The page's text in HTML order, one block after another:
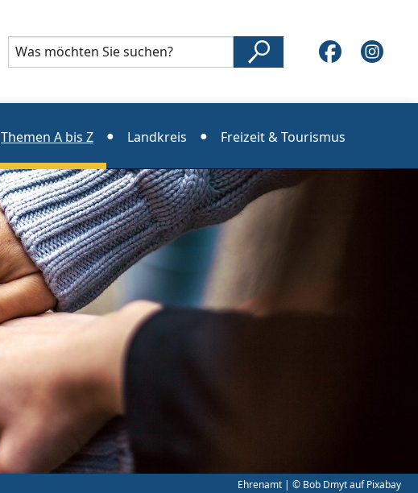
Themen A bis Z Landkreis Freizeit & Tourismus
Ehrenamt | © Bob Dmyt auf Pixabay